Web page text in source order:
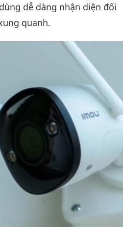
dễ dàng nhận diện đối
quanh.